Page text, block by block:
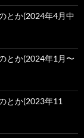
とか(2024年4月中
とか(2024年1月〜
とか(2023年11